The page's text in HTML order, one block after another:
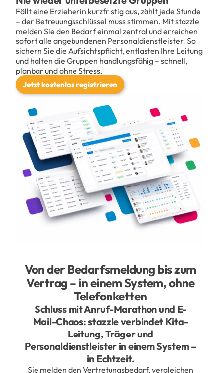
Fällt eine Erzieherin kurzfristig aus, zählt jede Stunde
– der Betreuungsschlüssel muss stimmen. Mit stazzle
melden Sie den Bedarf einmal zentral und erreichen
sofort alle angebundenen Personaldienstleister. So
sichern Sie die Aufsichtspflicht, entlasten Ihre Leitung
und halten die Gruppen handlungsfähig – schnell,
planbar und ohne Stress.
Jetzt kostenlos registrieren
Von der Bedarfsmeldung bis zum
Vertrag – in einem System, ohne
Telefonketten
Schluss mit Anruf-Marathon und E-
Mail-Chaos: stazzle verbindet Kita-
Leitung, Träger und
Personaldienstleister in einem System –
in Echtzeit.
Sie melden den Vertretungsbedarf, vergleichen